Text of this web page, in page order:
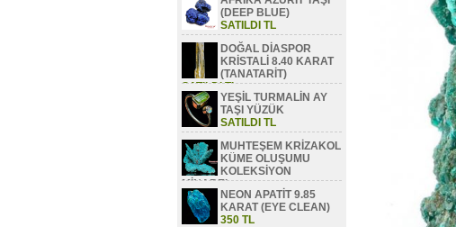
(DEEP BLUE)
SATILDI TL
DOĞAL DİASPOR
KRİSTALİ 8.40 KARAT
(TANATARİT)
SATILDI TL
YEŞİL TURMALİN AY
TAŞI YÜZÜK
SATILDI TL
MUHTEŞEM KRİZAKOL
KÜME OLUŞUMU
KOLEKSİYON
MİNAREL
SATILDI TLNEON APATİT 9.85
KARAT (EYE CLEAN)
350 TL